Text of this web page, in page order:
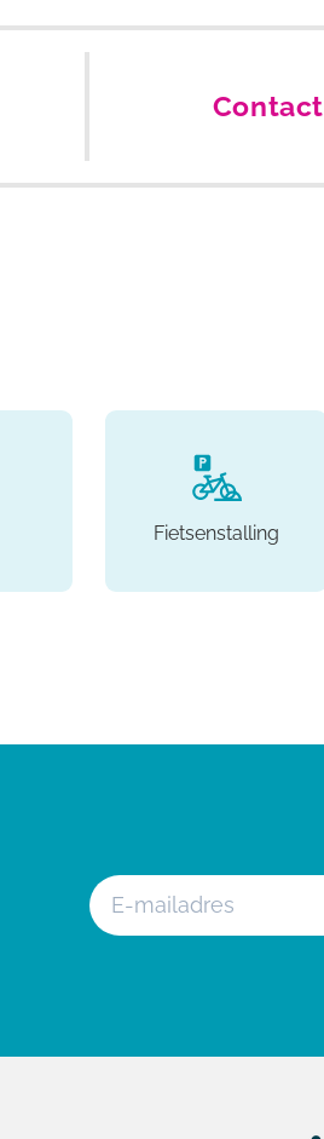
Contact
Fietsenstalling